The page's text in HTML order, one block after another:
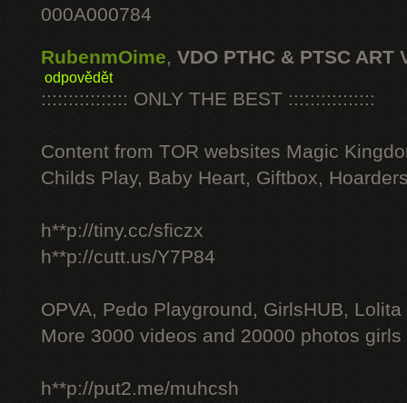
000A000784
RubenmOime, VDO PTHC & PTSC ART
odpovědět
:::::::::::::::: ONLY THE BEST ::::::::::::::::
Content from TOR websites Magic
Childs Play, Baby Heart, Giftbox,
h**p://tiny.cc/sficzx
h**p://cutt.us/Y7P84
OPVA, Pedo Playground, GirlsHUB, Lolita
More 3000 videos and 20000 photos
h**p://put2.me/muhcsh